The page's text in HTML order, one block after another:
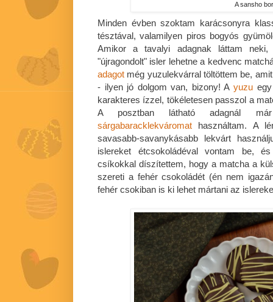
A sansho
Minden évben szoktam karácsonyra
tésztával, valamilyen piros bogyós
Amikor a tavalyi adagnak láttam neki,
"újragondolt" isler lehetne a kedvenc
adagot még yuzulekvárral töltöttem be,
- ilyen jó dolgom van, bizony! Ayuzu
karakteres ízzel, tökéletesen passzol a
A posztban látható adagnál
sárgabaracklekváromat használtam. A
savasabb-savanykásabb lekvárt
islereket étcsokoládéval vontam be,
csíkokkal díszítettem, hogy a matcha a
szereti a fehér csokoládét (én nem
fehér csokiban is ki lehet mártani az